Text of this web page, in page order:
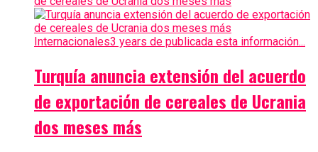
Internacionales3 years de publicada esta información...
Turquía anuncia extensión del acuerdo
de exportación de cereales de Ucrania
dos meses más